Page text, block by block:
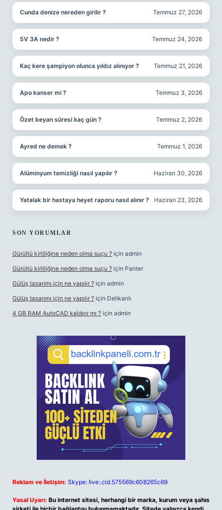
Cunda denize nereden girilir ? Temmuz 27, 2026
5V 3A nedir ? Temmuz 24, 2026
Kaç kere şampiyon olunca yıldız alınıyor ? Temmuz 21, 2026
Apo kanser mi ? Temmuz 3, 2026
Özet beyan süresi kaç gün ? Temmuz 2, 2026
Ayred ne demek ? Temmuz 1, 2026
Alüminyum temizliği nasıl yapılır ? Haziran 30, 2026
Yatalak bir hastaya heyet raporu nasıl alınır ? Haziran 23, 2026
SON YORUMLAR
Gürültü kirliliğine neden olma suçu ? için admin
Gürültü kirliliğine neden olma suçu ? için Panter
Gülüş tasarımı için ne yapılır ? için admin
Gülüş tasarımı için ne yapılır ? için Delikanlı
4 GB RAM AutoCAD kaldırır mı ? için admin
Reklam ve İletişim: Skype: live:.cid.575569c608265c69
Yasal Uyarı: Bu internet sitesi, herhangi bir marka, kurum veya şahıs